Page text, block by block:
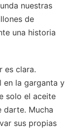
nuestras
de
una historia
es clara.
en la garganta y
solo el aceite
darte. Mucha
sus propias